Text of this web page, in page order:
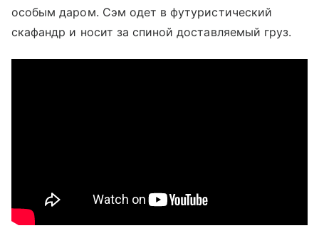
особым даром. Сэм одет в футуристический
скафандр и носит за спиной доставляемый груз.